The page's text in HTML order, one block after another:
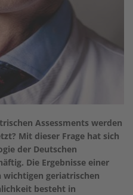
Assessments werden
Mit dieser Frage hat sich
der Deutschen
Die Ergebnisse einer
wichtigen geriatrischen
besteht in